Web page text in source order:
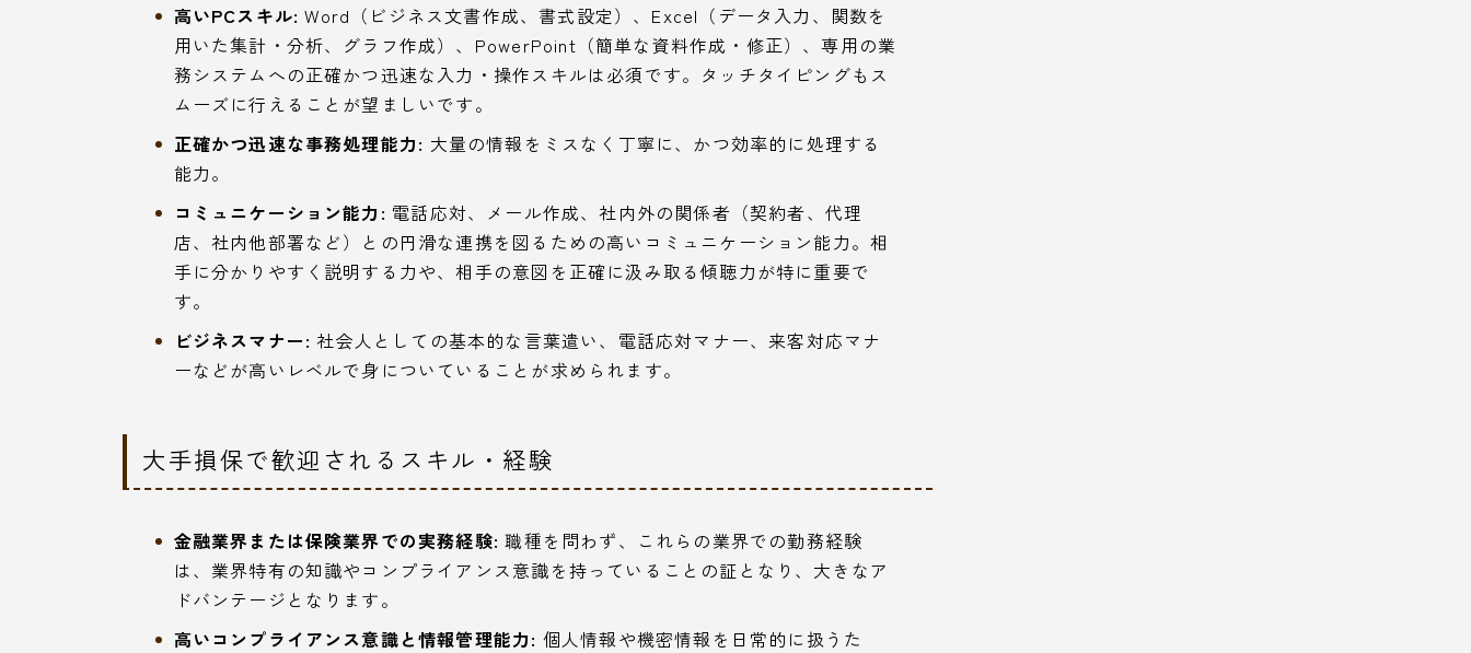
高いPCスキル: Word（ビジネス文書作成、書式設定）、Excel（データ入力、関数を
用いた集計・分析、グラフ作成）、PowerPoint（簡単な資料作成・修正）、専用の業
務システムへの正確かつ迅速な入力・操作スキルは必須です。タッチタイピングもス
ムーズに行えることが望ましいです。
正確かつ迅速な事務処理能力: 大量の情報をミスなく丁寧に、かつ効率的に処理する
能力。
コミュニケーション能力: 電話応対、メール作成、社内外の関係者（契約者、代理
店、社内他部署など）との円滑な連携を図るための高いコミュニケーション能力。相
手に分かりやすく説明する力や、相手の意図を正確に汲み取る傾聴力が特に重要で
す。
ビジネスマナー: 社会人としての基本的な言葉遣い、電話応対マナー、来客対応マナ
ーなどが高いレベルで身についていることが求められます。
大手損保で歓迎されるスキル・経験
金融業界または保険業界での実務経験: 職種を問わず、これらの業界での勤務経験
は、業界特有の知識やコンプライアンス意識を持っていることの証となり、大きなア
ドバンテージとなります。
高いコンプライアンス意識と情報管理能力: 個人情報や機密情報を日常的に扱うた